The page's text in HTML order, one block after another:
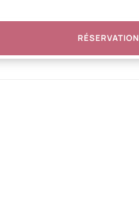
RÉSERVATION